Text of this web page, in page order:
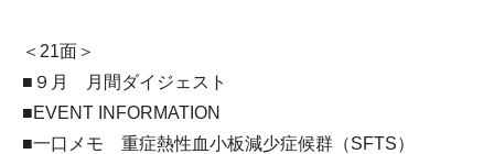
＜21面＞
■９月 月間ダイジェスト
■EVENT INFORMATION
■一口メモ 重症熱性血小板減少症候群（SFTS）